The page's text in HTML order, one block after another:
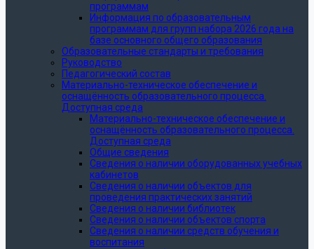
программам
Информация по образовательным
программам для групп набора 2026 года на
базе основного общего образования
Образовательные стандарты и требования
Руководство
Педагогический состав
Материально-техническое обеспечение и
оснащённость образовательного процесса.
Доступная среда
Материально-техническое обеспечение и
оснащённость образовательного процесса.
Доступная среда
Общие сведения
Сведения о наличии оборудованных учебных
кабинетов
Сведения о наличии объектов для
проведения практических занятий
Сведения о наличии библиотек
Сведения о наличии объектов спорта
Сведения о наличии средств обучения и
воспитания